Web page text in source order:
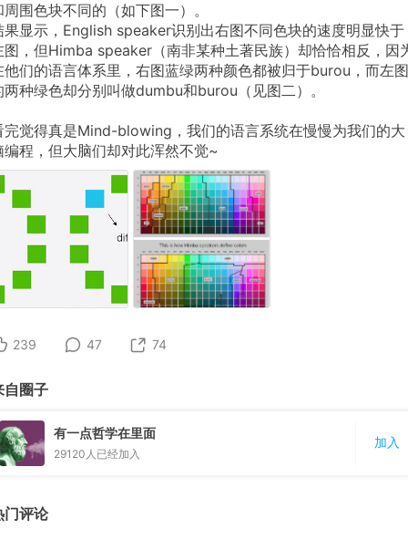
周围色块不同的（如下图一）。
果显示，English speaker识别出右图不同色块的速度明显快于
图，但Himba speaker（南非某种土著民族）却恰恰相反，因
他们的语言体系里，右图蓝绿两种颜色都被归于burou，而左图
两种绿色却分别叫做dumbu和burou（见图二）。
完觉得真是Mind-blowing，我们的语言系统在慢慢为我们的大
编程，但大脑们却对此浑然不觉~
239 47 74
自圈子
有一点哲学在里面
29120 人已经加入
加入
门评论